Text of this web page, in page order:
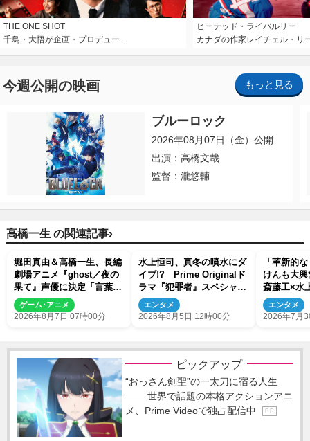
THE ONE SHOT
千鳥・大悟が企画・プロデュー…
ヒーテッド・ライバルリー
カナダの作家レイチェル・リ
今週公開の映画 もっと見る
ブルーロック
2026年08月07日（金）公開
出演：高橋文哉
監督：瀧悠輔
高橋一生 の関連記事›
堀田真由＆高橋一生、長編
劇場アニメ『ghost／夜の
果て』声優に決定「言葉に
はできない沢山の感情を思
い出しました」
ゲーム･アニメ
2026年8月7日 07時00分
水上恒司、真冬の噴水にダ
イブ!? Prime Originalド
ラマ『犯罪者』スペシャル
メイキング映像が公開
エンタメ
2026年8月5日 12時00分
「革新的
けんも大
斎藤工×水
者』ビハ
解禁
エンタメ
2026年7月
ピックアップ
“おっさん剣聖”の一太刀に宿る人生
―― 世界で話題の本格アクションアニ
メ、Prime Videoで独占配信中
P R